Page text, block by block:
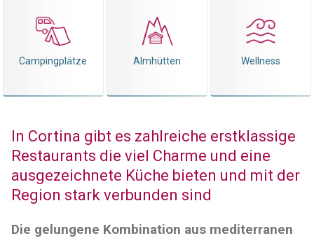
Campingplätze Almhütten Wellness
In Cortina gibt es zahlreiche erstklassige
Restaurants die viel Charme und eine
ausgezeichnete Küche bieten und mit der
Region stark verbunden sind
Die gelungene Kombination aus mediterranen